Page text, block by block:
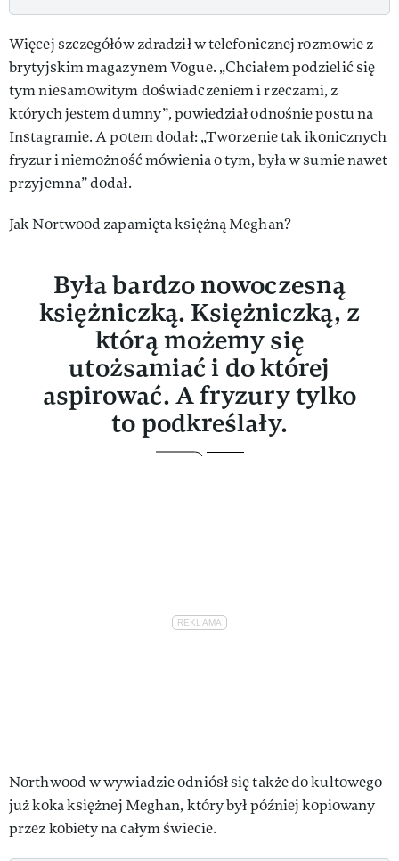
Więcej szczegółów zdradził w telefonicznej rozmowie z
brytyjskim magazynem Vogue. „Chciałem podzielić się
tym niesamowitym doświadczeniem i rzeczami, z
których jestem dumny”, powiedział odnośnie postu na
Instagramie. A potem dodał: „Tworzenie tak ikonicznych
fryzur i niemożność mówienia o tym, była w sumie nawet
przyjemna” dodał.
Jak Nortwood zapamięta księżną Meghan?
Była bardzo nowoczesną
księżniczką. Księżniczką, z
którą możemy się
utożsamiać i do której
aspirować. A fryzury tylko
to podkreślały.
Northwood w wywiadzie odniósł się także do kultowego
już koka księżnej Meghan, który był później kopiowany
przez kobiety na całym świecie.